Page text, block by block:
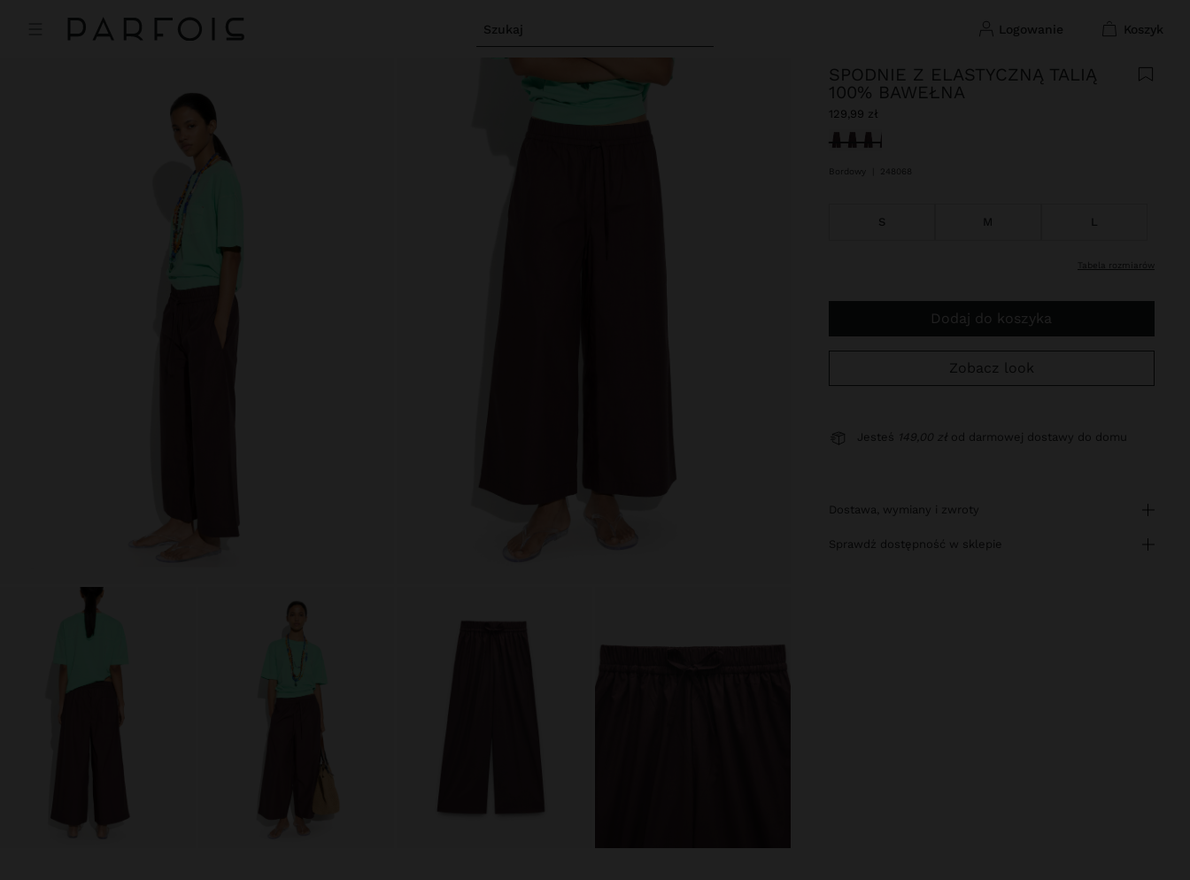
Szukaj logowanie koszyk
SPODNIE Z ELASTYCZNĄ TALIĄ
100% BAWEŁNA
129,99 zł
Wybrane
Bordowy 248068
S M L
tabela rozmiarów
Dodaj do koszyka
Zobacz look
Jesteś 149,00 zł od darmowej dostawy do domu
dostawa, wymiany i zwroty
sprawdź dostępność w sklepie